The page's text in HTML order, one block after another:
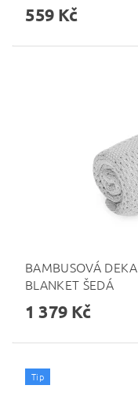
559 Kč
BAMBUSOVÁ
BLANKET ŠEDÁ
1 379 Kč
Tip